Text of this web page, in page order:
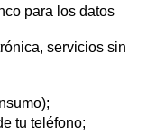
para los datos
servicios sin
tu teléfono;